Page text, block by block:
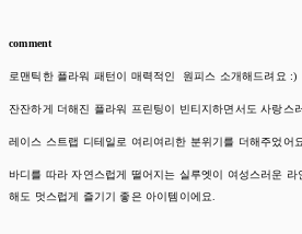
comment
로맨틱한 플라워 패턴이 매력적인 원피스 소개해드려요 :)
잔잔하게 더해진 플라워 프린팅이 빈티지하면서도 사랑스
레이스 스트랩 디테일로 여리여리한 분위기를 더해주었어
바디를 따라 자연스럽게 떨어지는 실루엣이 여성스러운
해도 멋스럽게 즐기기 좋은 아이템이에요.